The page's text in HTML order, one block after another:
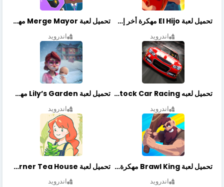
تحميل لعبة El Hijo مهكرة أخر إصدار
اندرويد
تحميل لعبة Merge Mayor مهكرة أخر إصدار
اندرويد
تحميل لعبه Stock Car Racing مهكرة أخر إصدار
اندرويد
تحميل لعبة Lily’s Garden مهكرة أخر إصدار
اندرويد
تحميل لعبة Brawl King مهكرة أخر إصدار
اندرويد
تحميل لعبة Little Corner Tea House مهكرة أخر إصدار
اندرويد